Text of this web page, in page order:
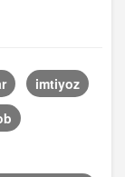
imtiyoz